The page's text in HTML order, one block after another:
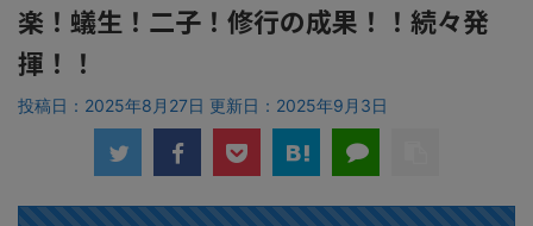
楽！蟻生！二子！修行の成果！！続々発
揮！！
投稿日：2025年8月27日 更新日： 2025年9月3日